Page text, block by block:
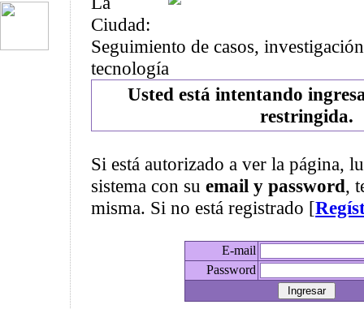
Ciudad:
Seguimiento de casos,
tecnología
Usted está intentando
restringida.
Si está autorizado a ver la página,
sistema con su email y password,
misma. Si no está registrado [
E-mail
Password